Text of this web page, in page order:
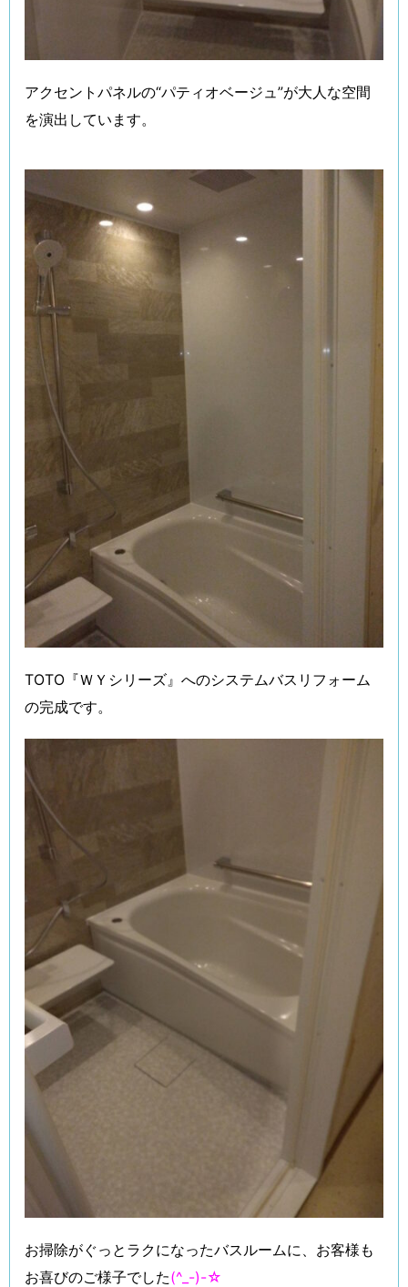
アクセントパネルの“パティオベージュ”が大人な空間
を演出しています。
TOTO『ＷＹシリーズ』へのシステムバスリフォーム
の完成です。
お掃除がぐっとラクになったバスルームに、お客様も
お喜びのご様子でした(^_-)-☆